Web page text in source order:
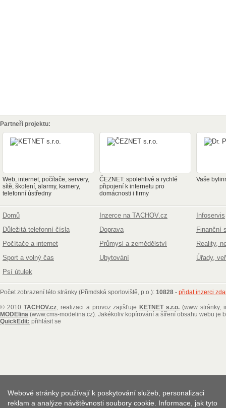
Partneři projektu:
Web, internet, počítače, servery,
sítě, školení, alarmy, kamery,
telefonní ústředny
ČEZNET: spolehlivé a rychlé
připojení k internetu pro
domácnosti i firmy
Vaše
Domů Inzerce na TACHOV.cz
Infoservis
Důležitá telefonní čísla
Doprava
Finanční
Počítače a internet
Průmysl a zemědělství
Reality,
Sport a volný čas
Ubytování
Úřady,
Psí útulek
Počet zobrazení této stránky (Přimdská sportoviště, p.o.): 10828 - přidat inzerci
© 2010 TACHOV.cz, realizaci a provoz zajišťuje KETNET s.r.o. (www stránky,
MODElina (www.cms-modelina.cz). Jakékoliv kopírování a šíření obsahu webu je
QuickEdit: přihlásit se
Webové stránky používají k poskytování služeb, personalizaci
reklam a analýze návštěvnosti soubory cookie. Informace, jak tyto